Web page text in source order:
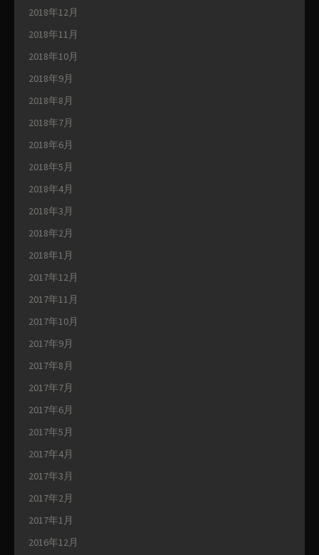
2018年12月
2018年11月
2018年10月
2018年9月
2018年8月
2018年7月
2018年6月
2018年5月
2018年4月
2018年3月
2018年2月
2018年1月
2017年12月
2017年11月
2017年10月
2017年9月
2017年8月
2017年7月
2017年6月
2017年5月
2017年4月
2017年3月
2017年2月
2017年1月
2016年12月